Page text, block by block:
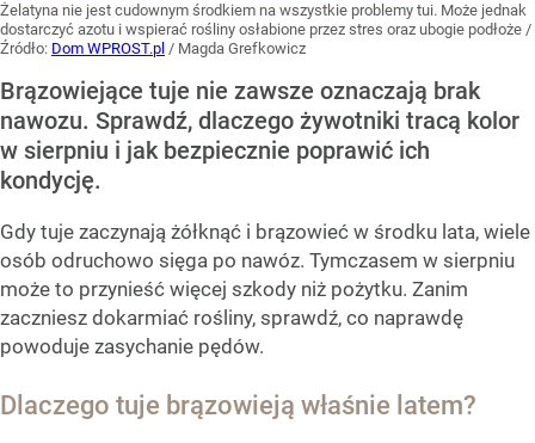
Żelatyna nie jest cudownym środkiem na wszystkie problemy tui. Może jednak
dostarczyć azotu i wspierać rośliny osłabione przez stres oraz ubogie podłoże /
Źródło: Dom WPROST.pl / Magda Grefkowicz
Brązowiejące tuje nie zawsze oznaczają brak
nawozu. Sprawdź, dlaczego żywotniki tracą kolor
w sierpniu i jak bezpiecznie poprawić ich
kondycję.
Gdy tuje zaczynają żółknąć i brązowieć w środku lata, wiele
osób odruchowo sięga po nawóz. Tymczasem w sierpniu
może to przynieść więcej szkody niż pożytku. Zanim
zaczniesz dokarmiać rośliny, sprawdź, co naprawdę
powoduje zasychanie pędów.
Dlaczego tuje brązowieją właśnie latem?